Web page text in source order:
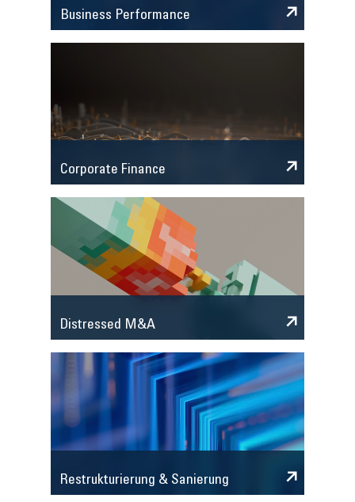
Business Performance
Corporate Finance
Distressed M&A
Restrukturierung & Sanierung